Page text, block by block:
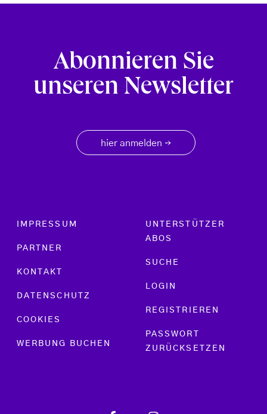
Abonnieren Sie
unseren Newsletter
hier anmelden →
Footer menu
IMPRESSUM
PARTNER
KONTAKT
DATENSCHUTZ
COOKIES
WERBUNG BUCHEN
UNTERSTÜTZER
ABOS
SUCHE
LOGIN
REGISTRIEREN
PASSWORT
ZURÜCKSETZEN